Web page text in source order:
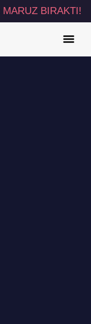
MARUZ BIRAKTI!